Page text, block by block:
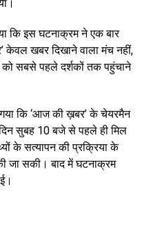
कि इस घटनाक्रम ने एक बार
केवल खबर दिखाने वाला मंच नहीं,
को सबसे पहले दर्शकों तक पहुंचाने
कि ‘आज की ख़बर’ के चेयरमैन
सुबह 10 बजे से पहले ही मिल
के सत्यापन की प्रक्रिया के
जा सकी। बाद में घटनाक्रम